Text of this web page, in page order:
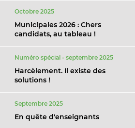
Octobre 2025
Municipales 2026 : Chers
candidats, au tableau !
Numéro spécial - septembre 2025
Harcèlement. Il existe des
solutions !
Septembre 2025
En quête d'enseignants